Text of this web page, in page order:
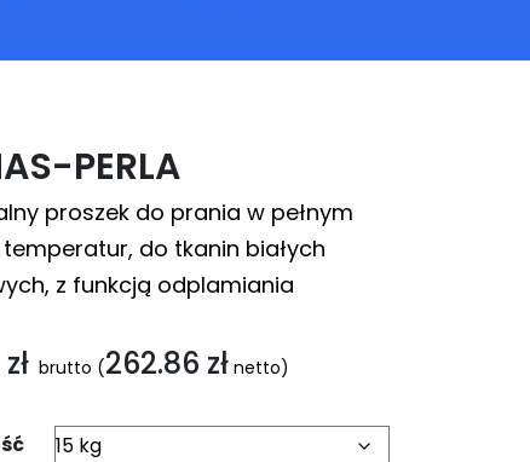
PERLA
proszek do prania w pełnym
do tkanin białych
z funkcją odplamiania
zł brutto (262.86 zł netto)